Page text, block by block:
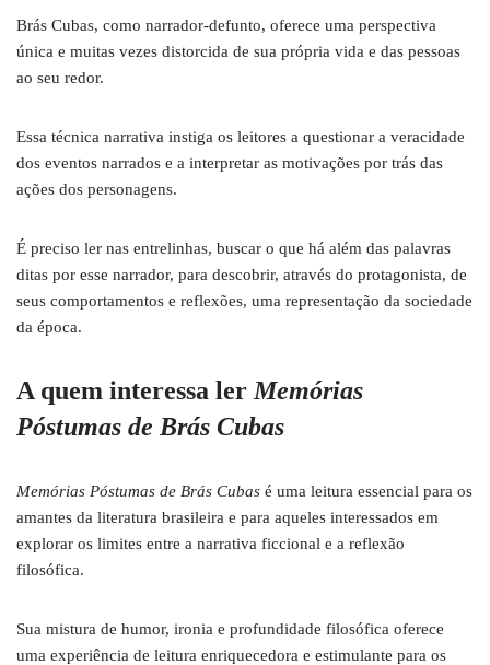
Brás Cubas, como narrador-defunto, oferece uma perspectiva
única e muitas vezes distorcida de sua própria vida e das pessoas
ao seu redor.
Essa técnica narrativa instiga os leitores a questionar a veracidade
dos eventos narrados e a interpretar as motivações por trás das
ações dos personagens.
É preciso ler nas entrelinhas, buscar o que há além das palavras
ditas por esse narrador, para descobrir, através do protagonista, de
seus comportamentos e reflexões, uma representação da sociedade
da época.
A quem interessa ler Memórias
Póstumas de Brás Cubas
Memórias Póstumas de Brás Cubas é uma leitura essencial para os
amantes da literatura brasileira e para aqueles interessados em
explorar os limites entre a narrativa ficcional e a reflexão
filosófica.
Sua mistura de humor, ironia e profundidade filosófica oferece
uma experiência de leitura enriquecedora e estimulante para os